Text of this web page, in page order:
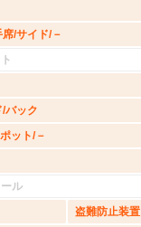
/サイド/－
バック
ット/－
ル
盗難防止装置